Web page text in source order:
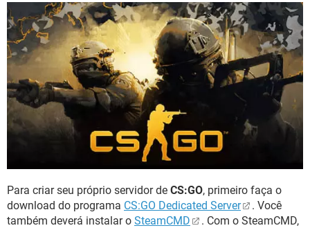
Para criar seu próprio servidor de CS:GO, primeiro faça o
download do programa CS:GO Dedicated Server
. Você
também deverá instalar o SteamCMD
. Com o SteamCMD,